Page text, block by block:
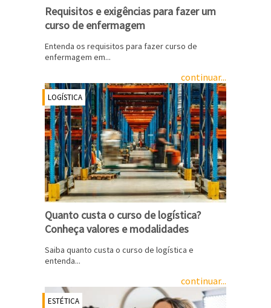
Requisitos e exigências para fazer um
curso de enfermagem
Entenda os requisitos para fazer curso de
enfermagem em...
continuar...
LOGÍSTICA
Quanto custa o curso de logística?
Conheça valores e modalidades
Saiba quanto custa o curso de logística e
entenda...
continuar...
ESTÉTICA